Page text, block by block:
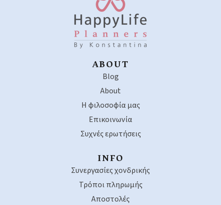
ABOUT
Blog
About
Η φιλοσοφία μας
Επικοινωνία
Συχνές ερωτήσεις
INFO
Συνεργασίες χονδρικής
Τρόποι πληρωμής
Αποστολές